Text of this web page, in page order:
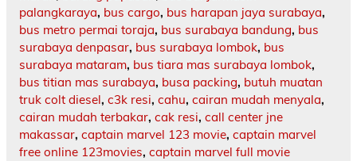
palangkaraya, bus cargo, bus harapan jaya surabaya,
bus metro permai toraja, bus surabaya bandung, bus
surabaya denpasar, bus surabaya lombok, bus
surabaya mataram, bus tiara mas surabaya lombok,
bus titian mas surabaya, busa packing, butuh muatan
truk colt diesel, c3k resi, cahu, cairan mudah menyala,
cairan mudah terbakar, cak resi, call center jne
makassar, captain marvel 123 movie, captain marvel
free online 123movies, captain marvel full movie